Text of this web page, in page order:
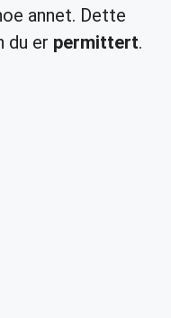
annet. Dette
du er permittert.